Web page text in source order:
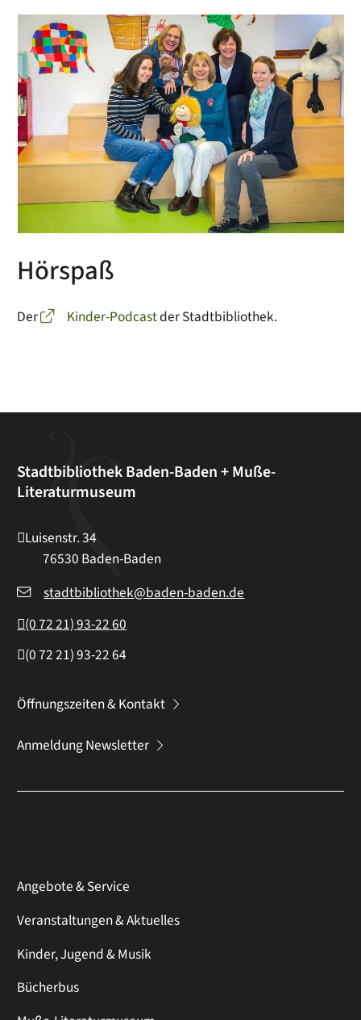
Hörspaß
Der Kinder-Podcastder Stadtbibliothek.
Stadtbibliothek Baden-Baden + Muße-
Literaturmuseum
Luisenstr. 34
76530 Baden-Baden
stadtbibliothek@baden-baden.de
(07221) 93-2260
(07221) 93-2264
Öffnungszeiten & Kontakt
Anmeldung Newsletter
Angebote & Service
Veranstaltungen & Aktuelles
Kinder, Jugend & Musik
Bücherbus